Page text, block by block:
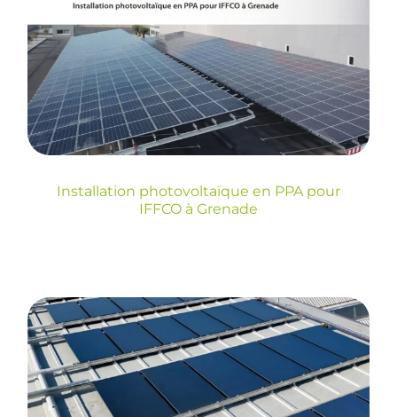
photovoltaïque en PPA
pour IFFCO à Grenade
Blog
Installation photovoltaïque en PPA pour
IFFCO à Grenade
Installations Greening-
e : Installation de
panneaux hybrides